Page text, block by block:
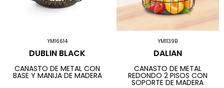
YM16614
DUBLIN BLACK
CANASTO DE METAL CON
BASE Y MANIJA DE MADERA
YM1139B
DALIAN
CANASTO DE METAL
REDONDO 2 PISOS CON
SOPORTE DE MADERA